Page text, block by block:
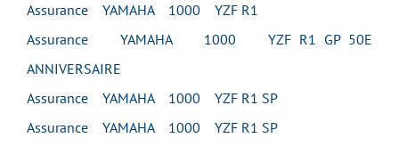
Assurance YAMAHA 1000 YZF R1
Assurance YAMAHA 1000 YZF R1 GP 50E
ANNIVERSAIRE
Assurance YAMAHA 1000 YZF R1 SP
Assurance YAMAHA 1000 YZF R1 SP